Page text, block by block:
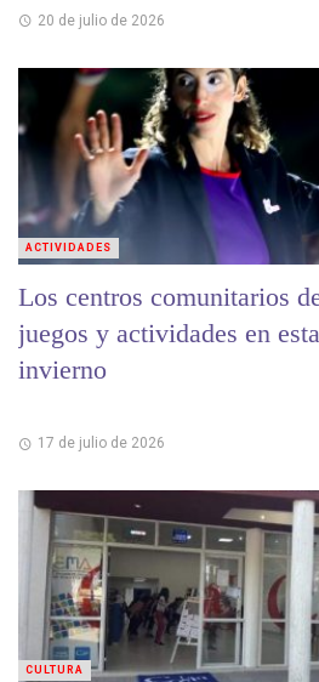
20 de julio de 2026
Los centros comunitarios
juegos y actividades en
invierno
17 de julio de 2026
ACTIVIDADES
CULTURA